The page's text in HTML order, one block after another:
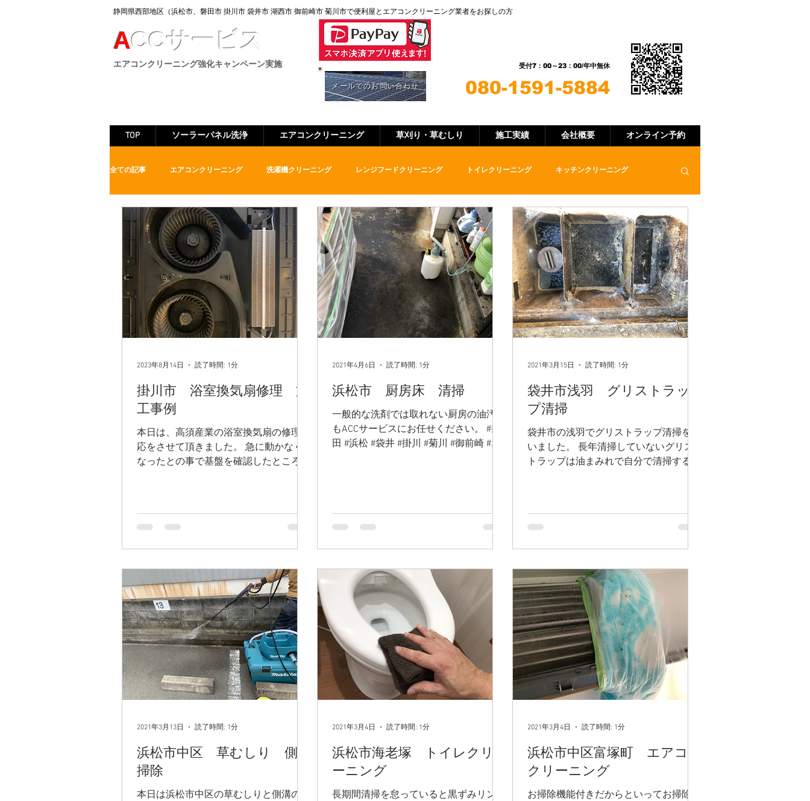
静岡県西部地区（浜松市、 磐田市 掛川市 袋井市 湖西市 御前崎市 菊川市で便利屋とエアコンクリーニング業者をお探しの方
ACCサービス
​エアコンクリーニング強化キャンペーン実施
メールでのお問い合わせ
受付7：00～23：00/年中無休
080-1591-5884
TOP ソーラーパネル洗浄 エアコンクリーニング 草刈り・草むしり 施工実績 会社概要 オンライン予約
全ての記事 エアコンクリーニング 洗濯機クリーニング レンジフードクリーニング トイレクリーニング キッチンクリーニング
浴室クリーニング 外壁洗浄 便利屋 グリストラップ清掃
掛川市 浴室換気扇修理 施
工事例
本日は、高須産業の浴室換気扇の修理対
応をさせて頂きました。 急に動かなく
なったとの事で基盤を確認したところ焼
2023年8月14日 読了時間: 1分
浜松市 厨房床 清掃
一般的な洗剤では取れない厨房の油汚れ
もACCサービスにお任せください。 #磐
田 #浜松 #袋井 #掛川 #菊川 #御前崎 #島
2021年4月6日 読了時間: 1分
袋井市浅羽 グリストラッ
プ清掃
袋井市の浅羽でグリストラップ清掃を行
いました。 長年清掃していないグリス
トラップは油まみれで自分で清掃するの
2021年3月15日 読了時間: 1分
浜松市中区 草むしり 側溝
掃除
本日は浜松市中区の草むしりと側溝の掃
2021年3月13日 読了時間: 1分
浜松市海老塚 トイレクリ
ーニング
長期間清掃を怠っていると黒ずみリング
2021年3月4日 読了時間: 1分
浜松市中区富塚町 エアコン
クリーニング
お掃除機能付きだからといってお掃除が
2021年3月4日 読了時間: 1分